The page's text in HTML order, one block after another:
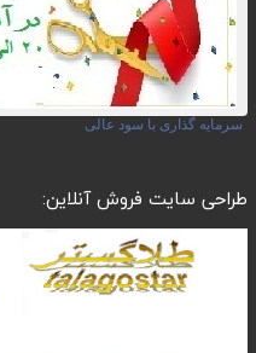
سرمایه گذاری با سود عالی
طراحی سایت فروش آنلاین: